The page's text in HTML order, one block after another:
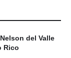
del Valle
Rico